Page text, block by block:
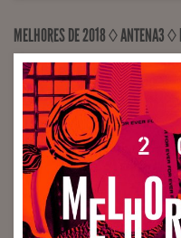
MELHORES DE 2018 ◊ ANTENA3